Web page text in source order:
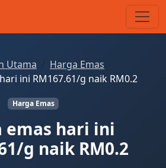
Utama
Harga Emas
ini RM167.61/g naik RM0.2
Harga Emas
emas hari ini
g naik RM0.2